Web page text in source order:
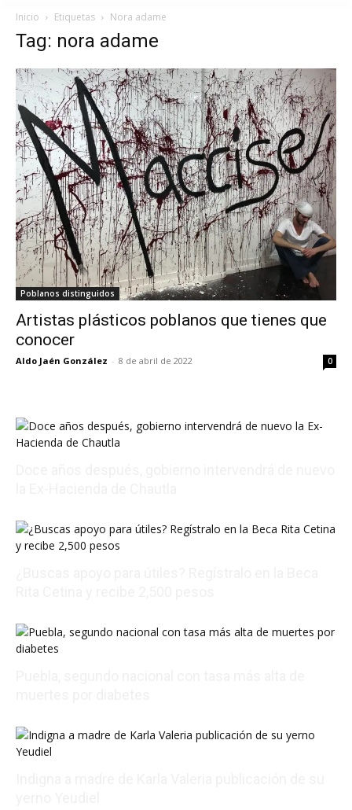
Inicio Etiquetas Nora adame
Tag: nora adame
Poblanos distinguidos
Artistas plásticos poblanos que tienes que
conocer
Aldo Jaén González - 8 de abril de 2022 0